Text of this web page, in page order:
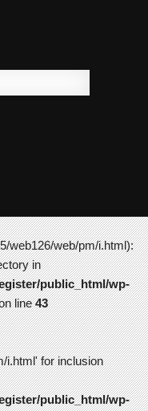
web126/web/pm/i.html):
in
public_html/wp-
line43
i.html' for inclusion
public_html/wp-